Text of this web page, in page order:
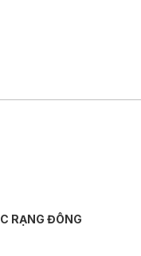
RẠNG ĐÔNG